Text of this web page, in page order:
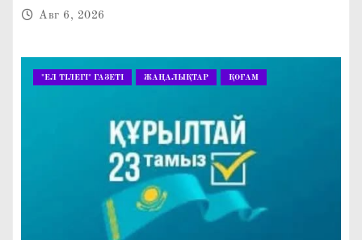
КЕҢЕЙТІЛГЕН МӘЖІЛІС ӨТТІ
Авг 6, 2026
"ЕЛ ТІЛЕГІ" ГАЗЕТІ ЖАҢАЛЫҚТАР ҚОҒАМ